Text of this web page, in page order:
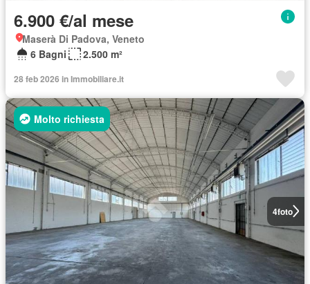
6.900 €/al mese
Maserà Di Padova, Veneto
6 Bagni
2.500 m²
28 feb 2026 in Immobiliare.it
4foto
Molto richiesta